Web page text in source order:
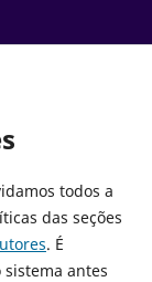
todos a
das seções
. É
sistema antes